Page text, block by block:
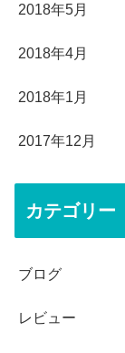
2018年5月
2018年4月
2018年1月
2017年12月
カテゴリー
ブログ
レビュー